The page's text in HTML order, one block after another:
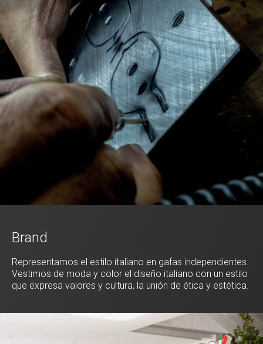
Brand
Representamos el estilo italiano en gafas independientes.
Vestimos de moda y color el diseño italiano con un estilo
que expresa valores y cultura, la unión de ética y estética.